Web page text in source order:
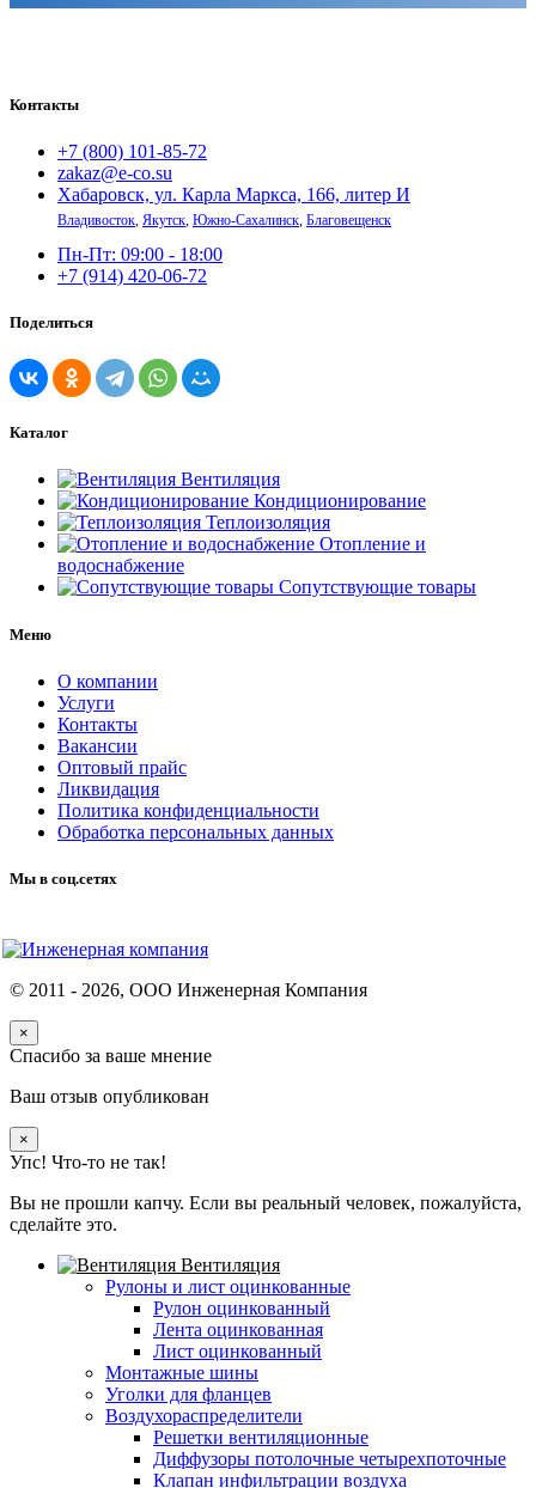
Контакты
+7 (800) 101-85-72
zakaz@e-co.su
Хабаровск, ул. Карла Маркса, 166, литер И
Владивосток Якутск Южно-Сахалинск Благовещенск
Пн-Пт: 09:00 - 18:00
+7 (914) 420-06-72
Поделиться
Каталог
Вентиляция
Кондиционирование
Теплоизоляция
Отопление и
водоснабжение
Сопутствующие товары
Меню
О компании
Услуги
Контакты
Вакансии
Оптовый прайс
Ликвидация
Политика конфиденциальности
Обработка персональных данных
Мы в соц.сетях
© 2011 - 2026, ООО Инженерная Компания
×
Спасибо за ваше мнение
Ваш отзыв опубликован
×
Упс! Что-то не так!
Вы не прошли капчу. Если вы реальный человек, пожалуйста,
сделайте это.
Вентиляция
Рулоны и лист оцинкованные
Рулон оцинкованный
Лента оцинкованная
Лист оцинкованный
Монтажные шины
Уголки для фланцев
Воздухораспределители
Решетки вентиляционные
Диффузоры потолочные четырехпоточные
Клапан инфильтрации воздуха